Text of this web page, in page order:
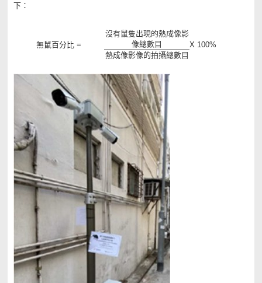
下：
無鼠百分比 =
沒有鼠隻出現的熱成像影
像總數目
X 100%
熱成像影像的拍攝總數目